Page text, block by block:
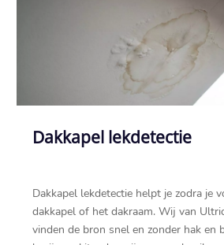
Dakkapel lekdetectie
Dakkapel lekdetectie helpt je zodra je
dakkapel of het dakraam.​ Wij van
vinden de bron snel en zonder hak en